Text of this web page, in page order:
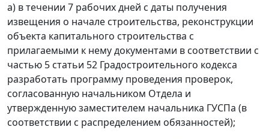
а) в течении 7 рабочих дней с даты получения
извещения о начале строительства, реконструкции
объекта капитального строительства с
прилагаемыми к нему документами в соответствии с
частью 5 статьи 52 Градостроительного кодекса
разработать программу проведения проверок,
согласованную начальником Отдела и
утвержденную заместителем начальника ГУСПа (в
соответствии с распределением обязанностей);